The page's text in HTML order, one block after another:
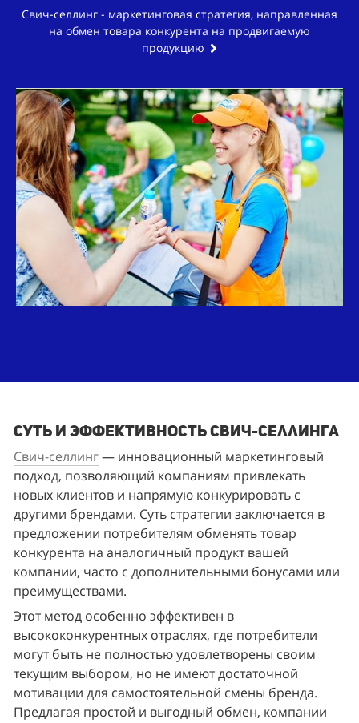
Свич-селлинг - маркетинговая стратегия, направленная
на обмен товара конкурента на продвигаемую
продукцию
Суть и эффективность свич-селлинга
Свич-селлинг — инновационный маркетинговый
подход, позволяющий компаниям привлекать
новых клиентов и напрямую конкурировать с
другими брендами. Суть стратегии заключается в
предложении потребителям обменять товар
конкурента на аналогичный продукт вашей
компании, часто с дополнительными бонусами или
преимуществами.
Этот метод особенно эффективен в
высококонкурентных отраслях, где потребители
могут быть не полностью удовлетворены своим
текущим выбором, но не имеют достаточной
мотивации для самостоятельной смены бренда.
Предлагая простой и выгодный обмен, компании